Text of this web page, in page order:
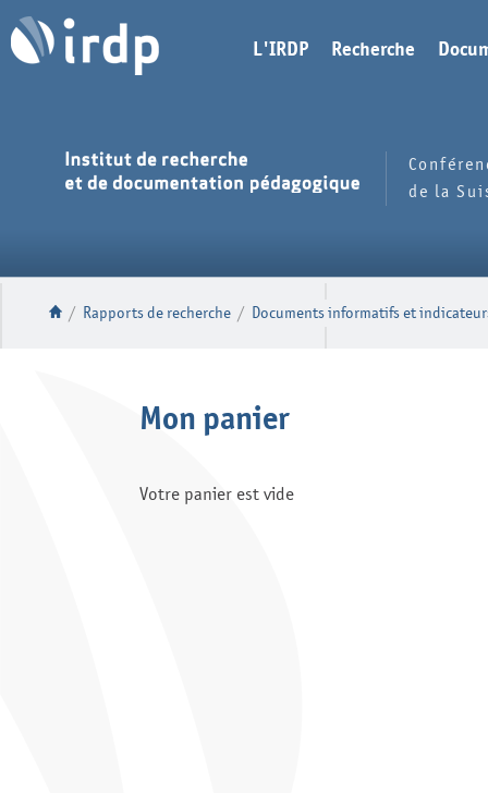
L'IRDP Recherche
de la
/ Rapports de recherche / Documents informatifs et
Mon panier
Votre panier est vide